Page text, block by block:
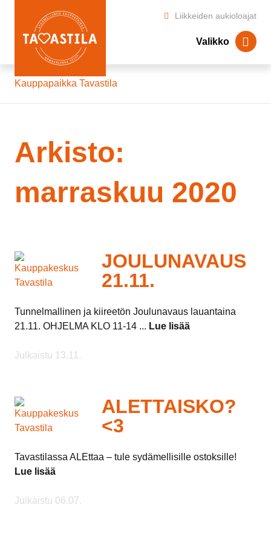
Liikkeiden aukioloajat
Valikko
Kauppapaikka Tavastila
Arkisto:
marraskuu 2020
JOULUNAVAUS
21.11.
Tunnelmallinen ja kiireetön Joulunavaus lauantaina
21.11. OHJELMA KLO 11-14 ... Lue lisää
Julkaistu 13.11.
ALETTAISKO?
<3
Tavastilassa ALEttaa – tule sydämellisille ostoksille!
Lue lisää
Julkaistu 06.07.